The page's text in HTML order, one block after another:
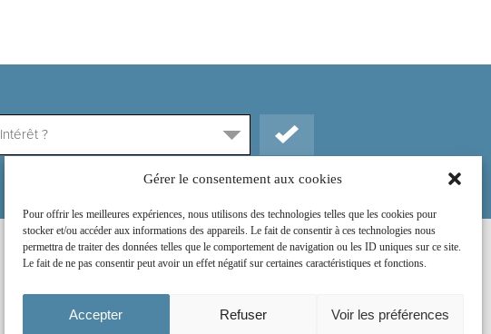
Gérer le consentement aux cookies
Pour offrir les meilleures expériences, nous utilisons des technologies telles que les cookies pour
stocker et/ou accéder aux informations des appareils. Le fait de consentir à ces technologies nous
permettra de traiter des données telles que le comportement de navigation ou les ID uniques sur ce site.
Le fait de ne pas consentir peut avoir un effet négatif sur certaines caractéristiques et fonctions.
Accepter Refuser Voir les préférences
Intérêt ?
Rejoignez-nous sur :